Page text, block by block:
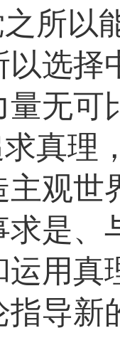
所以
以选
量无可
真理
主观世
求是、
运用真
指导新